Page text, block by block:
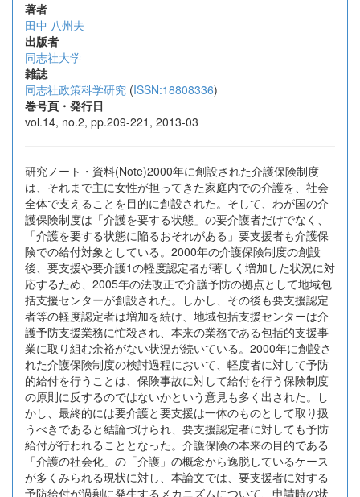
著者
田中 八州夫
出版者
同志社大学
雑誌
同志社政策科学研究 (ISSN:18808336)
巻号頁・発行日
vol.14, no.2, pp.209-221, 2013-03
研究ノート・資料(Note)2000年に創設された介護保険制度
は、それまで主に女性が担ってきた家庭内での介護を、社会
全体で支えることを目的に創設された。そして、わが国の介
護保険制度は「介護を要する状態」の要介護者だけでなく、
「介護を要する状態に陥るおそれがある」要支援者も介護保
険での給付対象としている。2000年の介護保険制度の創設
後、要支援や要介護1の軽度認定者が著しく増加した状況に対
応するため、2005年の法改正で介護予防の拠点として地域包
括支援センターが創設された。しかし、その後も要支援認定
者等の軽度認定者は増加を続け、地域包括支援センターは介
護予防支援業務に忙殺され、本来の業務である包括的支援事
業に取り組む余裕がない状況が続いている。2000年に創設さ
れた介護保険制度の検討過程において、軽度者に対して予防
的給付を行うことは、保険事故に対して給付を行う保険制度
の原則に反するのではないかという意見も多く出された。し
かし、最終的には要介護と要支援は一体のものとして取り扱
うべきであると結論づけられ、要支援認定者に対しても予防
給付が行われることとなった。介護保険の本来の目的である
「介護の社会化」の「介護」の概念から逸脱しているケース
が多くみられる現状に対し、本論文では、要支援者に対する
予防給付が過剰に発生するメカニズムについて、申請時の状